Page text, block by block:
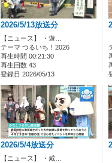
2026/5/13放送分
【ニュース】 ・遊…
テーマ つるいち！2026
再生時間 00:21:30
再生回数 43
登録日 2026/05/13
2026/5/4放送分
【ニュース】 ・咸…